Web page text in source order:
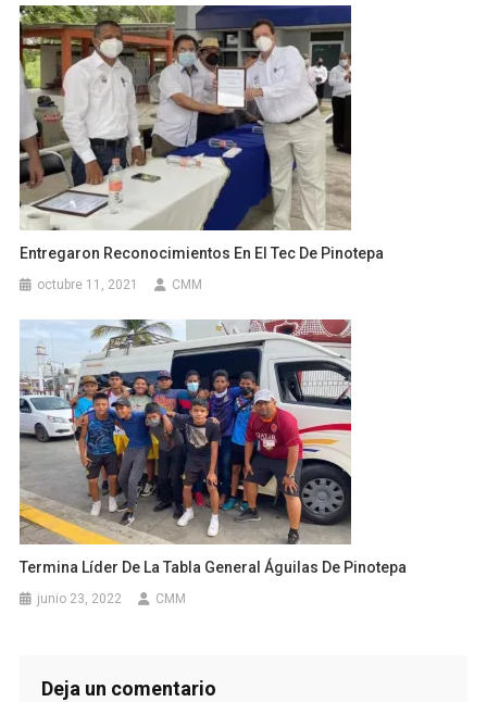
Entregaron Reconocimientos En El Tec De Pinotepa
octubre 11, 2021 CMM
Termina Líder De La Tabla General Águilas De Pinotepa
junio 23, 2022 CMM
Deja un comentario